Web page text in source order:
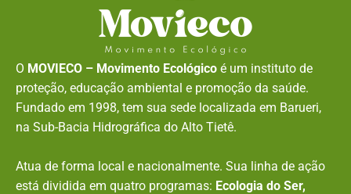
O MOVIECO – Movimento Ecológico é um instituto de
proteção, educação ambiental e promoção da saúde.
Fundado em 1998, tem sua sede localizada em Barueri,
na Sub-Bacia Hidrográfica do Alto Tietê.
Atua de forma local e nacionalmente. Sua linha de ação
está dividida em quatro programas: Ecologia do Ser,